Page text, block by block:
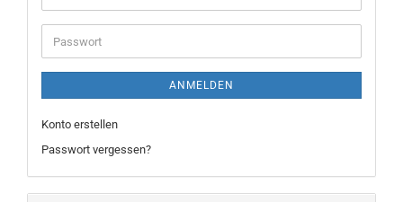
ANMELDEN
Konto erstellen
Passwort vergessen?